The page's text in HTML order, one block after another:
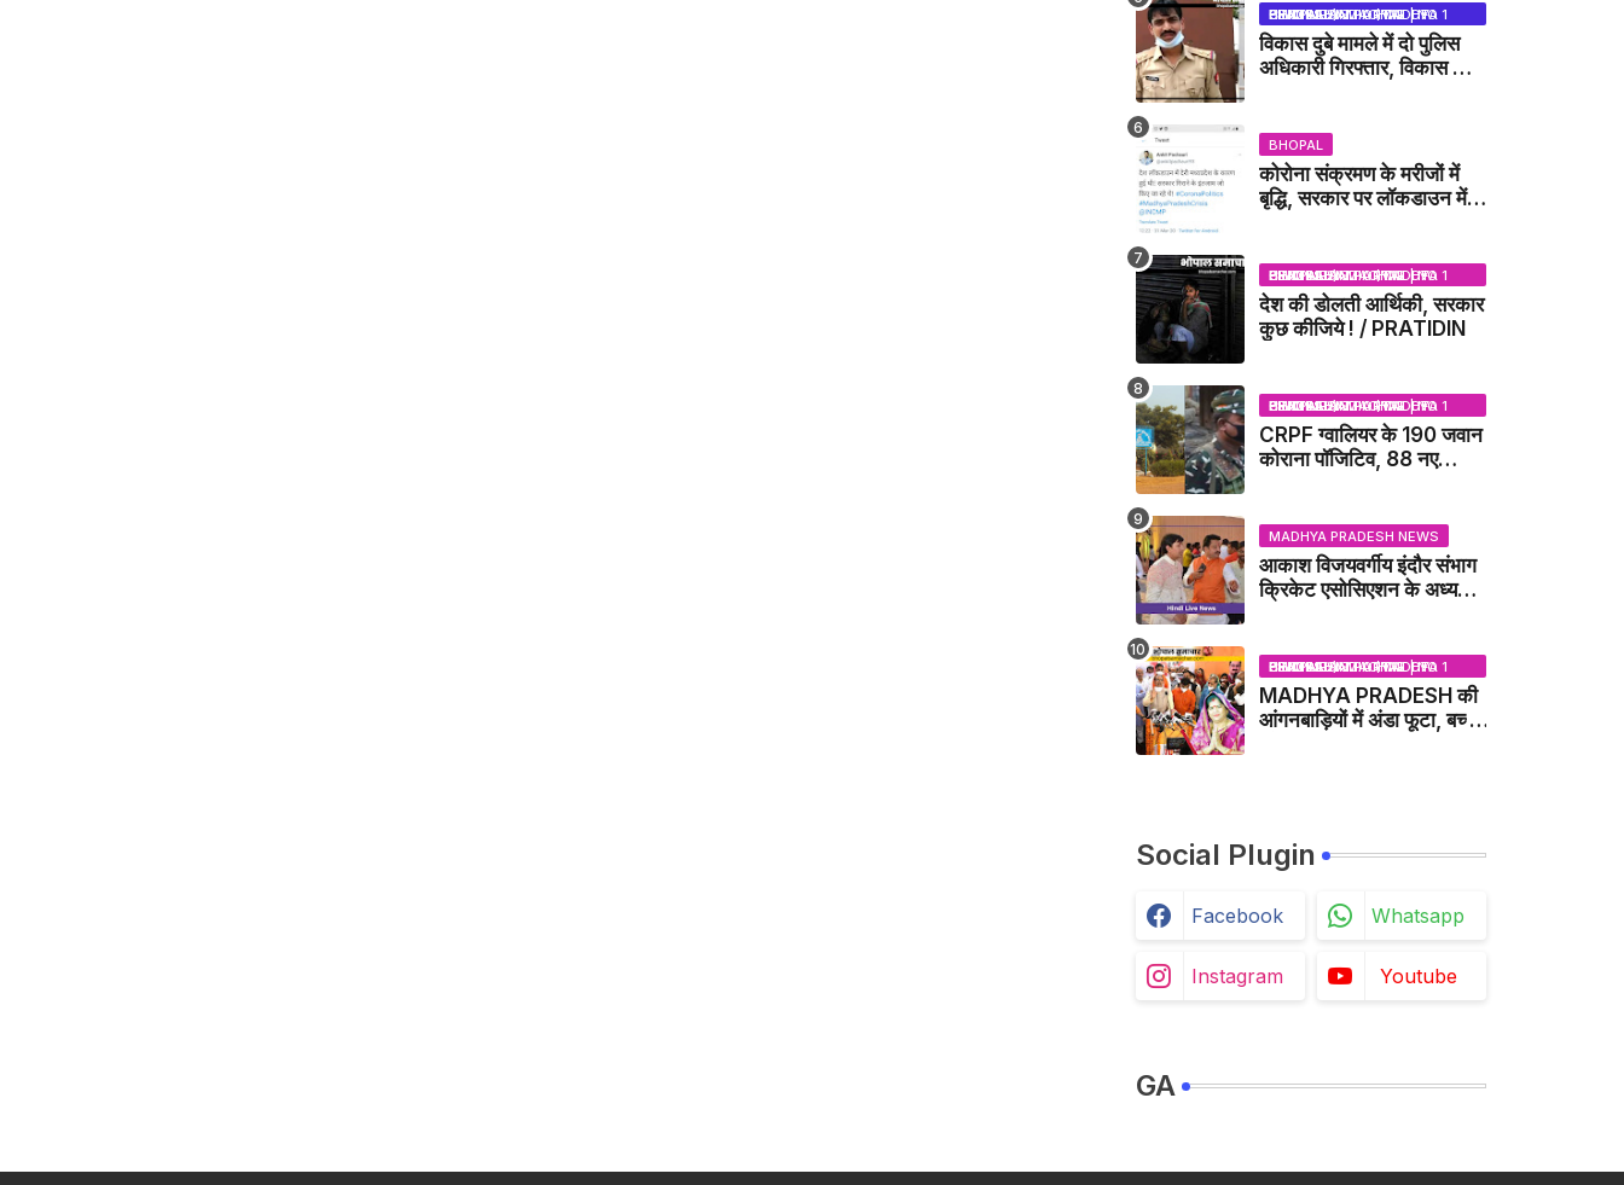
BHOPAL SAMACHAR | NO 1 HINDI NEWS PORTAL OF CENTRAL INDIA (MADHYA PRADESH)
विकास दुबे मामले में दो पुलिस
अधिकारी गिरफ्तार, विकास की
BHOPAL
कोरोना संक्रमण के मरीजों में
बृद्धि, सरकार पर लॉकडाउन में
BHOPAL SAMACHAR | NO 1 HINDI NEWS PORTAL OF CENTRAL INDIA (MADHYA PRADESH)
देश की डोलती आर्थिकी, सरकार
कुछ कीजिये ! / PRATIDIN
BHOPAL SAMACHAR | NO 1 HINDI NEWS PORTAL OF CENTRAL INDIA (MADHYA PRADESH)
CRPF ग्वालियर के 190 जवान
कोराना पॉजिटिव, 88 नए
MADHYA PRADESH NEWS
आकाश विजयवर्गीय इंदौर संभाग
क्रिकेट एसोसिएशन के अध्यक्ष
BHOPAL SAMACHAR | NO 1 HINDI NEWS PORTAL OF CENTRAL INDIA (MADHYA PRADESH)
MADHYA PRADESH की
आंगनबाड़ियों में अंडा फूटा, बच्चों
Social Plugin
Facebook Whatsapp
Instagram Youtube
GA